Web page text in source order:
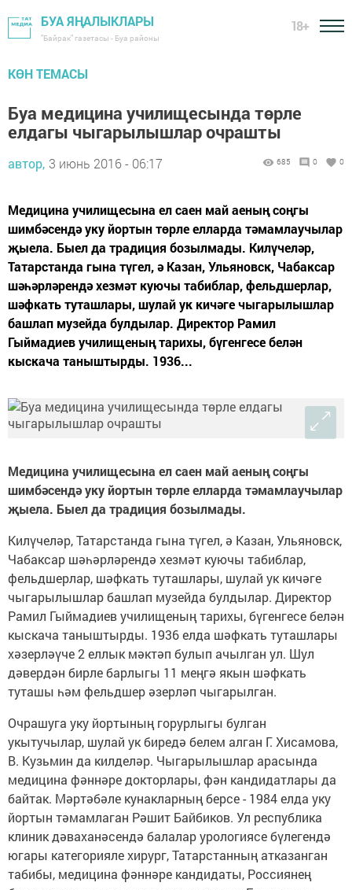
БУА ЯҢАЛЫКЛАРЫ
"Байрак" газетасы - Буа районы
18+
КӨН ТЕМАСЫ
Буа медицина училищесында төрле
елдагы чыгарылышлар очрашты
автор, 3 июнь 2016 - 06:17 685 0 0
Медицина училищесына ел саен май аеның соңгы
шимбәсендә уку йортын төрле елларда тәмамлаучылар
җыела. Быел да традиция бозылмады. Килүчеләр,
Татарстанда гына түгел, ә Казан, Ульяновск, Чабаксар
шәһәрләрендә хезмәт куючы табиблар, фельдшерлар,
шәфкать туташлары, шулай ук кичәге чыгарылышлар
башлап музейда булдылар. Директор Рамил
Гыймадиев училищеның тарихы, бүгенгесе белән
кыскача таныштырды. 1936...
Медицина училищесына ел саен май аеның соңгы
шимбәсендә уку йортын төрле елларда тәмамлаучылар
җыела. Быел да традиция бозылмады.
Килүчеләр, Татарстанда гына түгел, ә Казан, Ульяновск,
Чабаксар шәһәрләрендә хезмәт куючы табиблар,
фельдшерлар, шәфкать туташлары, шулай ук кичәге
чыгарылышлар башлап музейда булдылар. Директор
Рамил Гыймадиев училищеның тарихы, бүгенгесе белән
кыскача таныштырды. 1936 елда шәфкать туташлары
хәзерләүче 2 еллык мәктәп булып ачылган ул. Шул
дәвердән бирле барлыгы 11 меңгә якын шәфкать
туташы һәм фельдшер әзерләп чыгарылган.
Очрашуга уку йортының горурлыгы булган
укытучылар, шулай ук биредә белем алган Г. Хисамова,
В. Кузьмин да килделәр. Чыгарылышлар арасында
медицина фәннәре докторлары, фән кандидатлары да
байтак. Мәртәбәле кунакларның берсе - 1984 елда уку
йортын тәмамлаган Рәшит Байбиков. Ул республика
клиник дәваханәсендә балалар урологиясе бүлегендә
югары категорияле хирург, Татарстанның атказанган
табибы, медицина фәннәре кандидаты, Россиянең